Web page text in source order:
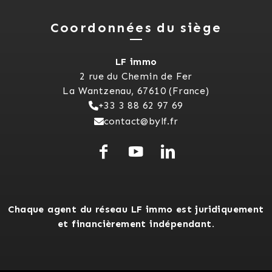
Coordonnées du siège
LF immo
2 rue du Chemin de Fer
La Wantzenau, 67610 (France)
+33 3 88 62 97 69
contact@bylf.fr
Chaque agent du réseau LF immo est juridiquement
et financièrement indépendant.